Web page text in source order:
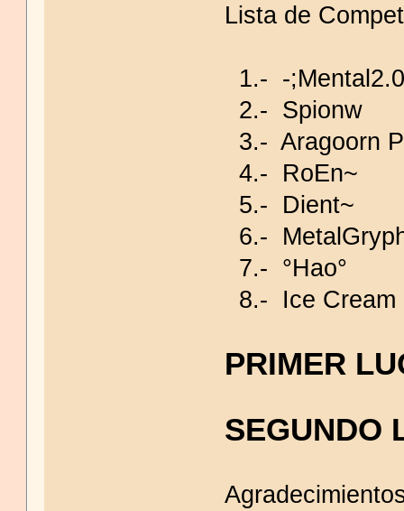
Lista de
1.- -
2.- Spionw
3.- Aragoorn
4.- RoEn~
5.- Dient~
6.-
7.- °Hao°
8.- Ice Cream
PRIMER
SEGUNDO